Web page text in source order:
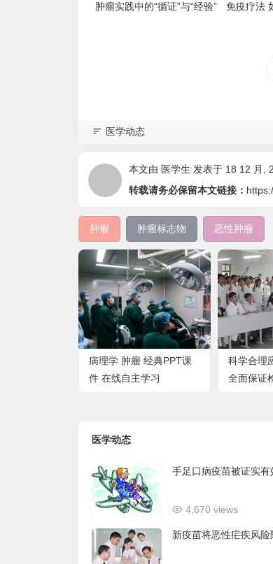
肿瘤实践中的“循证”与“经验” 免疫疗法
医学动态
本文由 医学生 发表于 18 12 月,
转载请务必保留本文链接：
肿瘤 肿瘤标志物 恶性肿瘤
病理学 肿瘤 经典PPT课
件 在线自主学习
科学合理
全面保证
医学动态
手足口病疫苗被证实有
4,670 views
新疫苗将恶性疟疾风险